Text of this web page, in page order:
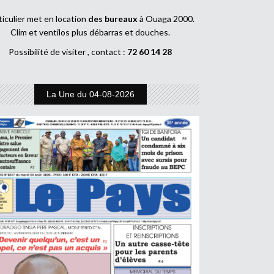
met en location des bureaux à Ouaga 2000.
Clim et ventilos plus débarras et douches.
Possibilité de visiter , contact : 72 60 14 28
La Une du 04-08-2026